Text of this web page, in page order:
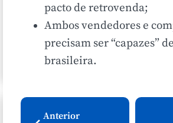
pacto de retrovenda;
Ambos vendedores e
precisam ser “capazes”
brasileira.
Anterior